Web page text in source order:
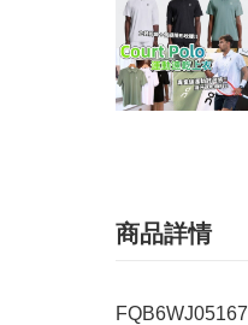
商品詳情
FQB6WJ05167